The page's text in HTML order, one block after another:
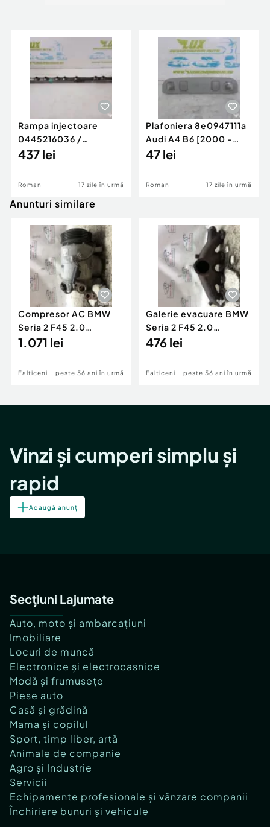
Rampa injectoare
0445216036 /
780542302 3.0 d 313
437 lei
Roman 17 zile în urmă
Plafoniera 8e0947111a
Audi A4 B6 [2000 -
2005]
47 lei
Roman 17 zile în urmă
Anunturi similare
Compresor AC BMW
Seria 2 F45 2.0
Motorina 2016
1.071 lei
Falticeni peste 56 ani în urmă
Galerie evacuare BMW
Seria 2 F45 2.0
Motorina 2016
476 lei
Falticeni peste 56 ani în urmă
Vinzi și cumperi simplu și
rapid
Adaugă anunț
Secțiuni Lajumate
Auto, moto și ambarcațiuni
Imobiliare
Locuri de muncă
Electronice și electrocasnice
Modă și frumusețe
Piese auto
Casă și grădină
Mama și copilul
Sport, timp liber, artă
Animale de companie
Agro și Industrie
Servicii
Echipamente profesionale și vânzare companii
Închiriere bunuri și vehicule